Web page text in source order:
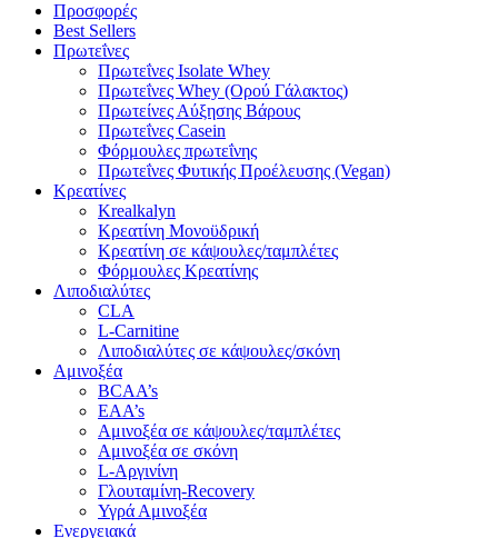
Προσφορές
Best Sellers
Πρωτεΐνες
Πρωτεΐνες Isolate Whey
Πρωτεΐνες Whey (Ορού Γάλακτος)
Πρωτείνες Αύξησης Βάρους
Πρωτεΐνες Casein
Φόρμουλες πρωτεΐνης
Πρωτεΐνες Φυτικής Προέλευσης (Vegan)
Κρεατίνες
Krealkalyn
Κρεατίνη Μονοϋδρική
Κρεατίνη σε κάψουλες/ταμπλέτες
Φόρμουλες Κρεατίνης
Λιποδιαλύτες
CLA
L-Carnitine
Λιποδιαλύτες σε κάψουλες/σκόνη
Αμινοξέα
BCAA’s
EAA’s
Αμινοξέα σε κάψουλες/ταμπλέτες
Αμινοξέα σε σκόνη
L-Αργινίνη
Γλουταμίνη-Recovery
Υγρά Αμινοξέα
Ενεργειακά